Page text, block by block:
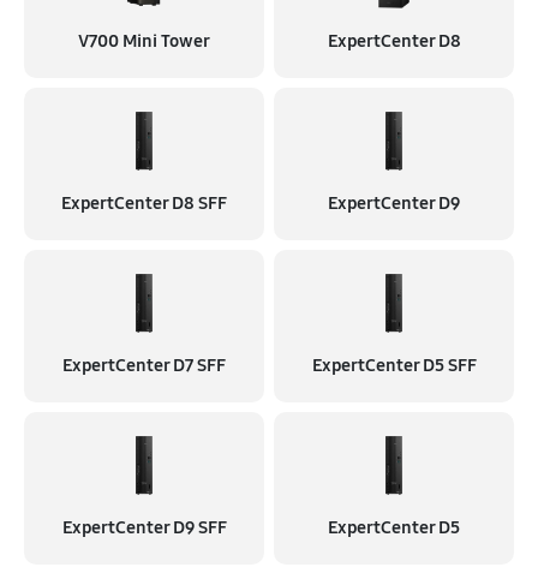
V700 Mini Tower ExpertCenter D8
ExpertCenter D8 SFF ExpertCenter D9
ExpertCenter D7 SFF ExpertCenter D5 SFF
ExpertCenter D9 SFF ExpertCenter D5